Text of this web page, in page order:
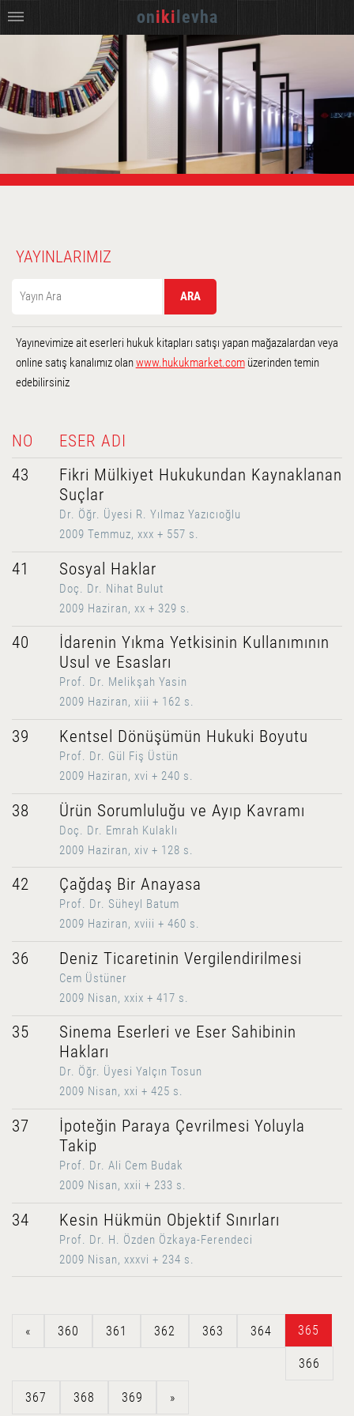
YAYINLARIMIZ
Yayınevimize ait eserleri hukuk kitapları satışı yapan mağazalardan veya
online satış kanalımız olanwww.hukukmarket.comüzerinden temin
edebilirsiniz
NO
ESER ADI
43
Fikri Mülkiyet Hukukundan Kaynaklanan
Suçlar
Dr. Öğr. Üyesi R. Yılmaz Yazıcıoğlu
2009 Temmuz, xxx + 557 s.
41 Sosyal Haklar
Doç. Dr. Nihat Bulut
2009 Haziran, xx + 329 s.
40
İdarenin Yıkma Yetkisinin Kullanımının
Usul ve Esasları
Prof. Dr. Melikşah Yasin
2009 Haziran, xiii + 162 s.
39 Kentsel Dönüşümün Hukuki Boyutu
Prof. Dr. Gül Fiş Üstün
2009 Haziran, xvi + 240 s.
38 Ürün Sorumluluğu ve Ayıp Kavramı
Doç. Dr. Emrah Kulaklı
2009 Haziran, xiv + 128 s.
42 Çağdaş Bir Anayasa
Prof. Dr. Süheyl Batum
2009 Haziran, xviii + 460 s.
36 Deniz Ticaretinin Vergilendirilmesi
Cem Üstüner
2009 Nisan, xxix + 417 s.
35
Sinema Eserleri ve Eser Sahibinin
Hakları
Dr. Öğr. Üyesi Yalçın Tosun
2009 Nisan, xxi + 425 s.
37
İpoteğin Paraya Çevrilmesi Yoluyla
Takip
Prof. Dr. Ali Cem Budak
2009 Nisan, xxii + 233 s.
34 Kesin Hükmün Objektif Sınırları
Prof. Dr. H. Özden Özkaya-Ferendeci
2009 Nisan, xxxvi + 234 s.
« 360 361 362 363 364 365
366
367 368 369 »
oniki levha